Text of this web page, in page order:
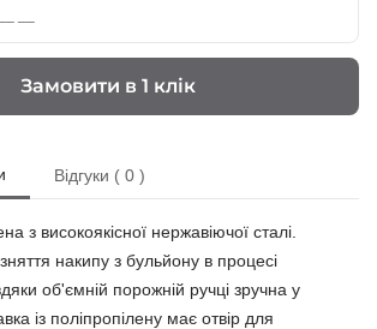
Замовити в 1 клік
Відгуки ( 0 )
з високоякісної нержавіючої сталі.
накипу з бульйону в процесі
об'ємній порожній ручці зручна у
із поліпропілену має отвір для